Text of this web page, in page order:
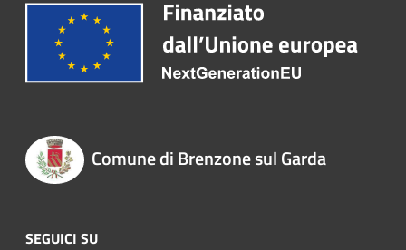
Comune di Brenzone sul Garda
SEGUICI SU